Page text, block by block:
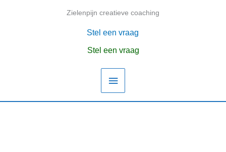
Zielenpijn creatieve coaching
Hoofdmenu
Stel een vraag
Stel een vraag